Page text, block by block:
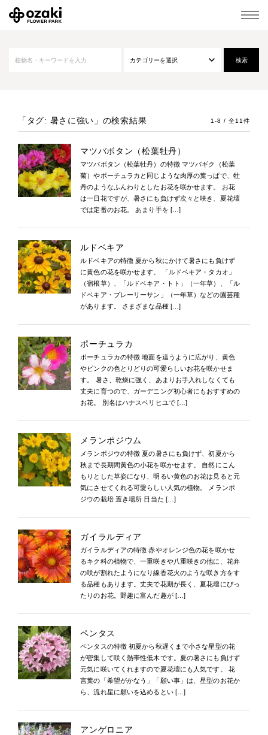
「タグ: 暑さに強い」 の検索結果 1-8 / 全11件
マツバボタン（松葉牡丹）
マツバボタン（松葉牡丹）の特徴 マツバギク（松葉
菊）やポーチュラカと同じような肉厚の葉っぱで、牡
丹のようなふんわりとしたお花を咲かせます。 お花
は一日花ですが、暑さにも負けず次々と咲き、夏花壇
では定番のお花。 あまり手を […]
ルドベキア
ルドベキアの特徴 夏から秋にかけて暑さにも負けず
に黄色の花を咲かせます。 「ルドベキア・タカオ」
（宿根草）、「ルドベキア・トト」（一年草）、「ル
ドベキア・プレーリーサン」（一年草）などの園芸種
があります。 さまざまな品種 […]
ポーチュラカ
ポーチュラカの特徴 地面を這うように広がり、黄色
やピンクの色とりどりの可愛らしいお花を咲かせま
す。 暑さ、乾燥に強く、あまりお手入れしなくても
丈夫に育つので、ガーデニング初心者にもおすすめの
お花。 別名はハナスベリヒユで […]
メランポジウム
メランポジウの特徴 夏の暑さにも負けず、初夏から
秋まで長期間黄色の小花を咲かせます。 自然にこん
もりとした草姿になり、明るい黄色のお花は見ると元
気にさせてくれる可愛らしい人気の植物。 メランポ
ジウの栽培 置き場所 日当た […]
ガイラルディア
ガイラルディアの特徴 赤やオレンジ色の花を咲かせ
るキク科の植物で、一重咲きや八重咲きの他に、花弁
の咲が割れたようになり線香花火のような咲き方をす
る品種もあります。丈夫で花期が長く、夏花壇にぴっ
たりのお花。野趣に富んだ趣が […]
ペンタス
ペンタスの特徴 初夏から秋遅くまで小さな星型の花
が密集して咲く熱帯性低木です。夏の暑さにも負けず
元気に咲いてくれますので夏花壇にも人気です。 花
言葉の「希望がかなう」「願い事」は、星型のお花か
ら、流れ星に願いを込めるとい […]
アンゲロニア